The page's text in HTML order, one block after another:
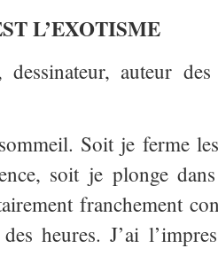
L’EXOTISME
dessinateur, auteur
Soit je ferme
soit je plonge
franchement
heures. J’ai